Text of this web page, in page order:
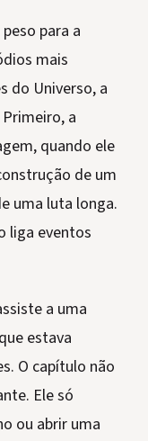
para a
mais
do Universo, a
a
quando ele
de um
uma luta longa.
liga eventos
a uma
estava
O capítulo não
Ele só
ou abrir uma